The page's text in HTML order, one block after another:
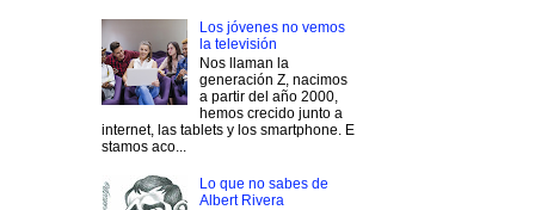
Los jóvenes no vemos
la televisión
Nos llaman la
generación Z, nacimos
a partir del año 2000,
hemos crecido junto a
internet, las tablets y los smartphone. E
stamos aco...
Lo que no sabes de
Albert Rivera